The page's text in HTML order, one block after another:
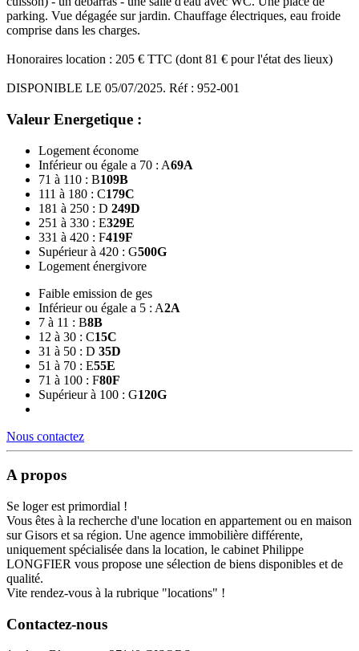
parking. Vue dégagée sur jardin. Chauffage électriques, eau froide
comprise dans les charges.
Honoraires location : 205 € TTC (dont 81 € pour l'état des lieux)
DISPONIBLE LE 05/07/2025. Réf : 952-001
Valeur Energetique :
Logement économe
Inférieur ou égale a 70 : A69A
71 à 110 : B109B
111 à 180 : C179C
181 à 250 : D 249D
251 à 330 : E329E
331 à 420 : F419F
Supérieur à 420 : G500G
Logement énergivore
Faible emission de ges
Inférieur ou égale a 5 : A2A
7 à 11 : B8B
12 à 30 : C15C
31 à 50 : D 35D
51 à 70 : E55E
71 à 100 : F80F
Supérieur à 100 : G120G
Nous contactez
A propos
Se loger est primordial !
Vous êtes à la recherche d'une location en appartement ou en maison
sur Gisors et sa région. Une agence immobilière différente,
uniquement spécialisée dans la location, le cabinet Philippe
LONGFIER vous propose une sélection de biens disponibles et de
qualité.
Vite rendez-vous à la rubrique "locations" !
Contactez-nous